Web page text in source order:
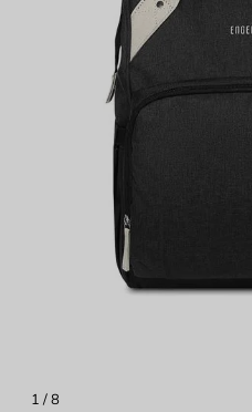
1 / 8